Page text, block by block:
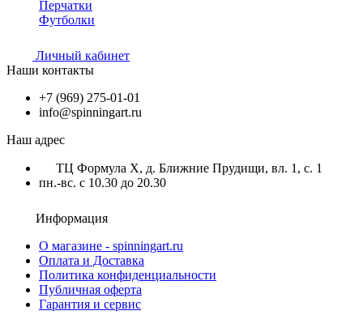
Перчатки
Футболки
Личный кабинет
Наши контакты
+7 (969) 275-01-01
info@spinningart.ru
Наш адрес
ТЦ Формула X, д. Ближние Прудищи, вл. 1, с. 1
пн.-вс. с 10.30 до 20.30
Информация
О магазине - spinningart.ru
Оплата и Доставка
Политика конфиденциальности
Публичная оферта
Гарантия и сервис